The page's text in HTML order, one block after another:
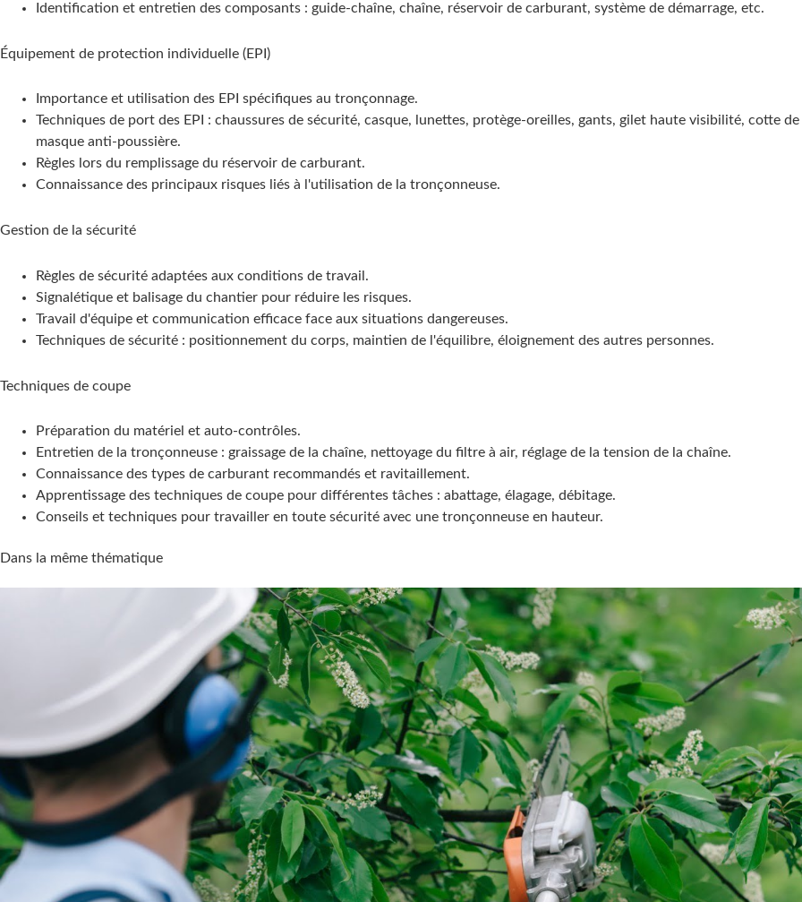
Identification et entretien des composants : guide-chaîne, chaîne, réservoir de carburant, système de démarrage, etc.
Équipement de protection individuelle (EPI)
Importance et utilisation des EPI spécifiques au tronçonnage.
Techniques de port des EPI : chaussures de sécurité, casque, lunettes, protège-oreilles, gants, gilet haute visibilité, cotte
masque anti-poussière.
Règles lors du remplissage du réservoir de carburant.
Connaissance des principaux risques liés à l'utilisation de la tronçonneuse.
Gestion de la sécurité
Règles de sécurité adaptées aux conditions de travail.
Signalétique et balisage du chantier pour réduire les risques.
Travail d'équipe et communication efficace face aux situations dangereuses.
Techniques de sécurité : positionnement du corps, maintien de l'équilibre, éloignement des autres personnes.
Techniques de coupe
Préparation du matériel et auto-contrôles.
Entretien de la tronçonneuse : graissage de la chaîne, nettoyage du filtre à air, réglage de la tension de la chaîne.
Connaissance des types de carburant recommandés et ravitaillement.
Apprentissage des techniques de coupe pour différentes tâches : abattage, élagage, débitage.
Conseils et techniques pour travailler en toute sécurité avec une tronçonneuse en hauteur.
Dans la même thématique